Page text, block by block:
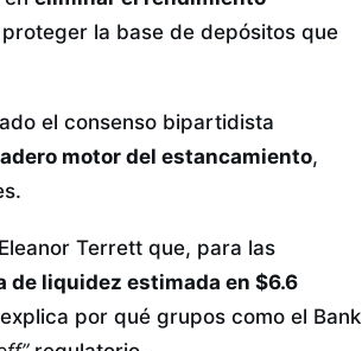
la base de depósitos que
el consenso bipartidista
motor del estancamiento,
Terrett que, para las
de liquidez estimada en $6.6
por qué grupos como el Bank